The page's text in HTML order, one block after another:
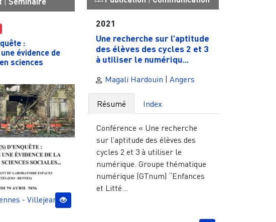
:
évidence de
sciences
- Villejean
2021
Une recherche sur l’aptitude
des élèves des cycles 2 et 3
à utiliser le numériqu...
Magali Hardouin | Angers
Résumé Index
Conférence « Une recherche
sur l’aptitude des élèves des
cycles 2 et 3 à utiliser le
numérique. Groupe thématique
numérique (GTnum) “Enfances
et Litté...